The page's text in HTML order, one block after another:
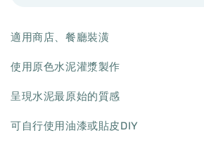
適用商店、餐廳裝潢
使用原色水泥灌漿製作
呈現水泥最原始的質感
可自行使用油漆或貼皮DIY